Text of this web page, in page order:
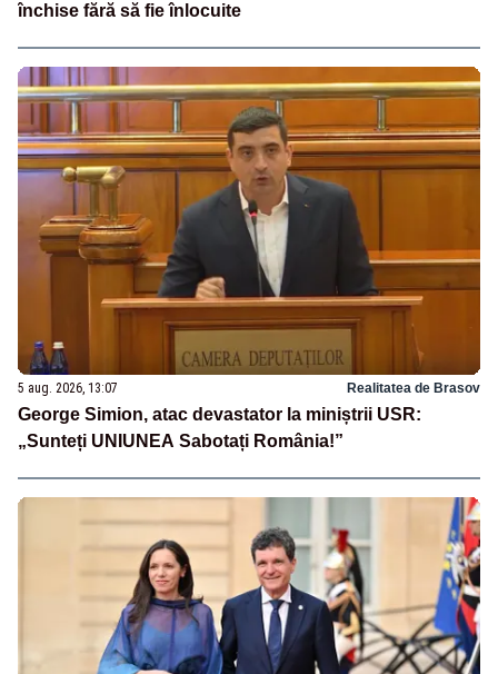
închise fără să fie înlocuite
5 aug. 2026, 13:07 Realitatea de Brasov
George Simion, atac devastator la miniștrii USR:
„Sunteți UNIUNEA Sabotați România!”